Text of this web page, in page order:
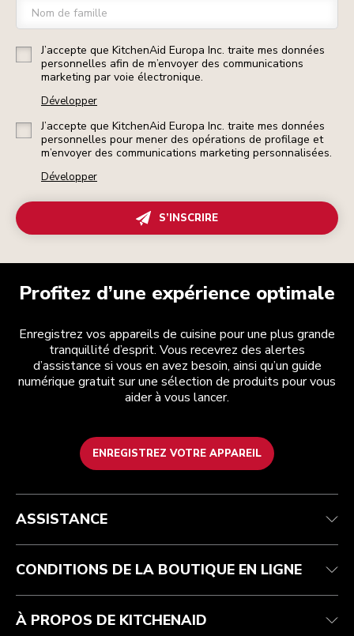
Nom de famille
J’accepte que KitchenAid Europa Inc. traite mes données
personnelles afin de m’envoyer des communications
marketing par voie électronique.
Développer
J’accepte que KitchenAid Europa Inc. traite mes données
personnelles pour mener des opérations de profilage et
m’envoyer des communications marketing personnalisées.
Développer
S’INSCRIRE
Profitez d’une expérience optimale
Enregistrez vos appareils de cuisine pour une plus grande
tranquillité d’esprit. Vous recevrez des alertes
d’assistance si vous en avez besoin, ainsi qu’un guide
numérique gratuit sur une sélection de produits pour vous
aider à vous lancer.
ENREGISTREZ VOTRE APPAREIL
Health Check
Suivez votre commande
Garantie et documents
FAQ
Conditions générales de vente
Retours et remboursements
Imprint
ODR
La marque
Trouver une boutique
ASSISTANCE
CONDITIONS DE LA BOUTIQUE EN LIGNE
À PROPOS DE KITCHENAID